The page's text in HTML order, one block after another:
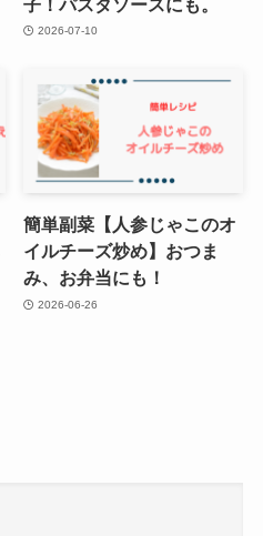
子！パスタソースにも。
2026-07-10
簡単副菜【人参じゃこのオ
イルチーズ炒め】おつま
み、お弁当にも！
2026-06-26